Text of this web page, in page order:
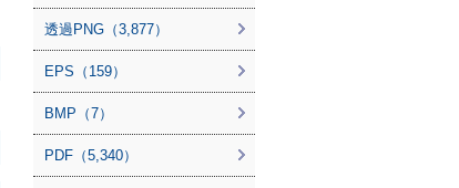
透過PNG（3,877）
EPS（159）
BMP（7）
PDF（5,340）